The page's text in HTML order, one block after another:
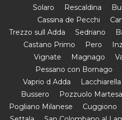
Solaro
Rescaldina
Cassina de Pecchi
Trezzo sull Adda
Sedriano
Castano Primo
Pero
Vignate
Magnago
Pessano con Bornago
Vaprio d Adda
Lacchiarella
Bussero
Pozzuolo
Pogliano Milanese
Cuggiono